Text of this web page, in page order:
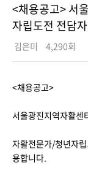
<채용공고> 서
자립도전 전담
김은미 4,290회
<채용공고>
서울광진지역자활센
자활전문가/청년자
용합니다.